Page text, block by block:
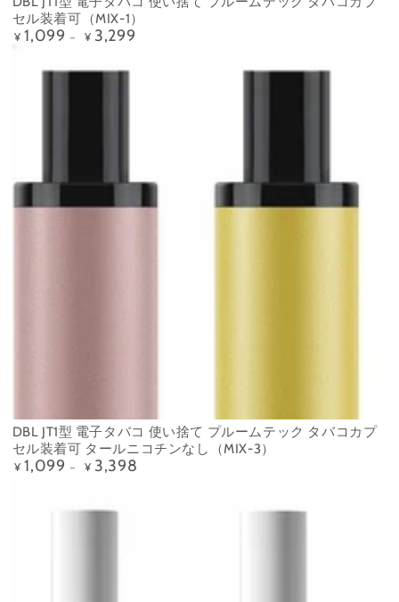
セル装着可（MIX-1）
定
¥ 1,099 ¥ 3,299
DBL JT1型 電子タバコ 使い捨て プルームテック タバコカプ
セル装着可 タールニコチンなし（MIX-3）
定
¥ 1,099 ¥ 3,398